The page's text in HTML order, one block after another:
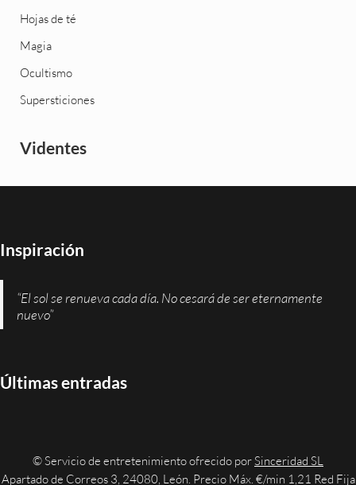
Hojas de té
Magia
Ocultismo
Supersticiones
Videntes
Inspiración
“El sol se renueva cada día. No cesará de ser eternamente
nuevo”
Últimas entradas
© Servicio de entretenimiento ofrecido porSinceridad SL
Apartado de Correos 3, 24080, León. Precio Máx. €/min 1,21 Red Fija